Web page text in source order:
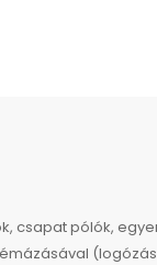
csapat pólók,